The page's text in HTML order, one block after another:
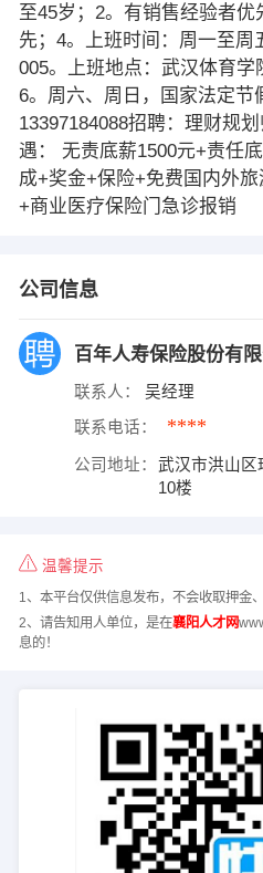
至45岁；2。有销售经验者
先；4。上班时间：周一至周
005。上班地点：武汉体育
6。周六、周日，国家法定节
13397184088招聘：理财规
遇： 无责底薪1500元+责任
成+奖金+保险+免费国内外
+商业医疗保险门急诊报销
公司信息
百年人寿保险股份有
联系人： 吴经理
联系电话： ****
公司地址：
武汉市洪山区
10楼
温馨提示
1、本平台仅供信息发布，不会收取押金
2、请告知用人单位，是在襄阳人才网
息的！